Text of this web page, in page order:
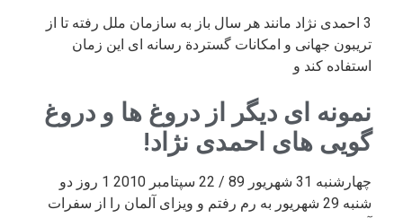
3 احمدی نژاد مانند هر سال باز به سازمان ملل رفته تا از
تریبون جهانی و امکانات گستردة رسانه ای این زمان
استفاده کند و
نمونه ای دیگر از دروغ ها و دروغ
گویی های احمدی نژاد!
چهارشنبه 31 شهریور 89 / 22 سپتامبر 2010 1 روز دو
شنبه 29 شهریور به رم رفتم و ویزای آلمان را از سفرات